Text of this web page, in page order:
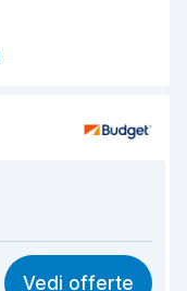
8,0
Vedi offerte